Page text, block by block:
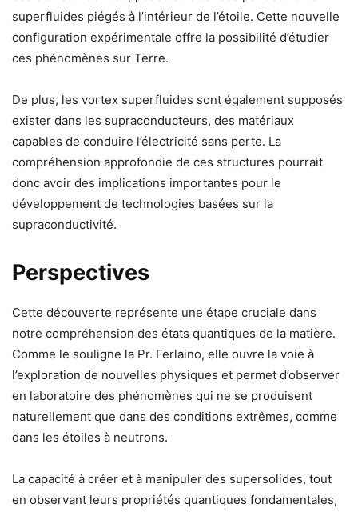
superfluides piégés à l’intérieur de l’étoile. Cette nouvelle
configuration expérimentale offre la possibilité d’étudier
ces phénomènes sur Terre.
De plus, les vortex superfluides sont également supposés
exister dans les supraconducteurs, des matériaux
capables de conduire l’électricité sans perte. La
compréhension approfondie de ces structures pourrait
donc avoir des implications importantes pour le
développement de technologies basées sur la
supraconductivité.
Perspectives
Cette découverte représente une étape cruciale dans
notre compréhension des états quantiques de la matière.
Comme le souligne la Pr. Ferlaino, elle ouvre la voie à
l’exploration de nouvelles physiques et permet d’observer
en laboratoire des phénomènes qui ne se produisent
naturellement que dans des conditions extrêmes, comme
dans les étoiles à neutrons.
La capacité à créer et à manipuler des supersolides, tout
en observant leurs propriétés quantiques fondamentales,